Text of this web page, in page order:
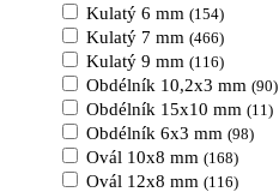
Kulatý 6 mm (154)
Kulatý 7 mm (466)
Kulatý 9 mm (116)
Obdélník 10,2x3 mm (90)
Obdélník 15x10 mm (11)
Obdélník 6x3 mm (98)
Ovál 10x8 mm (168)
Ovál 12x8 mm (116)